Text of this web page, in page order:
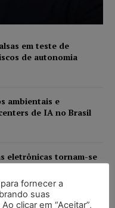
em teste de
de autonomia
ambientais e
de IA no Brasil
eletrônicas tornam-se
fornecer a
suas
clicar em “Aceitar”,